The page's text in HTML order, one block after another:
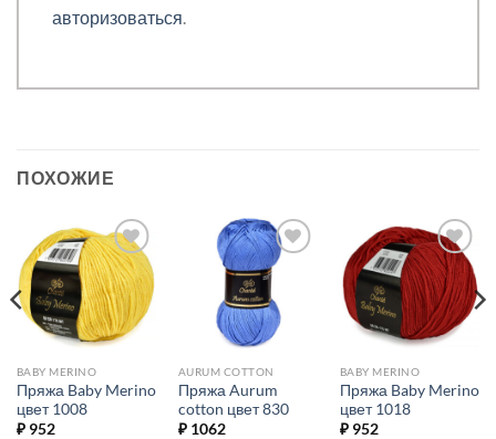
авторизоваться.
ПОХОЖИЕ
Добавить в
избранное.
BABY MERINO
Пряжа Baby Merino
цвет 1008
₽952
Добавить в
избранное.
AURUM COTTON
Пряжа Aurum
cotton цвет 830
₽1062
Добавить в
избранное.
BABY MERINO
Пряжа Baby Merino
цвет 1018
₽952